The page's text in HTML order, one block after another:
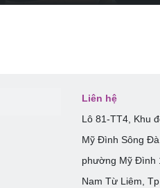
Liên hệ
Lô 81-TT4, Khu
Mỹ Đình Sông
phường Mỹ Đình
Nam Từ Liêm,